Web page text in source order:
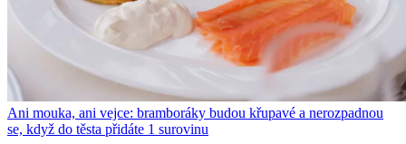
Ani mouka, ani vejce: bramboráky budou křupavé a nerozpadnou
se, když do těsta přidáte 1 surovinu